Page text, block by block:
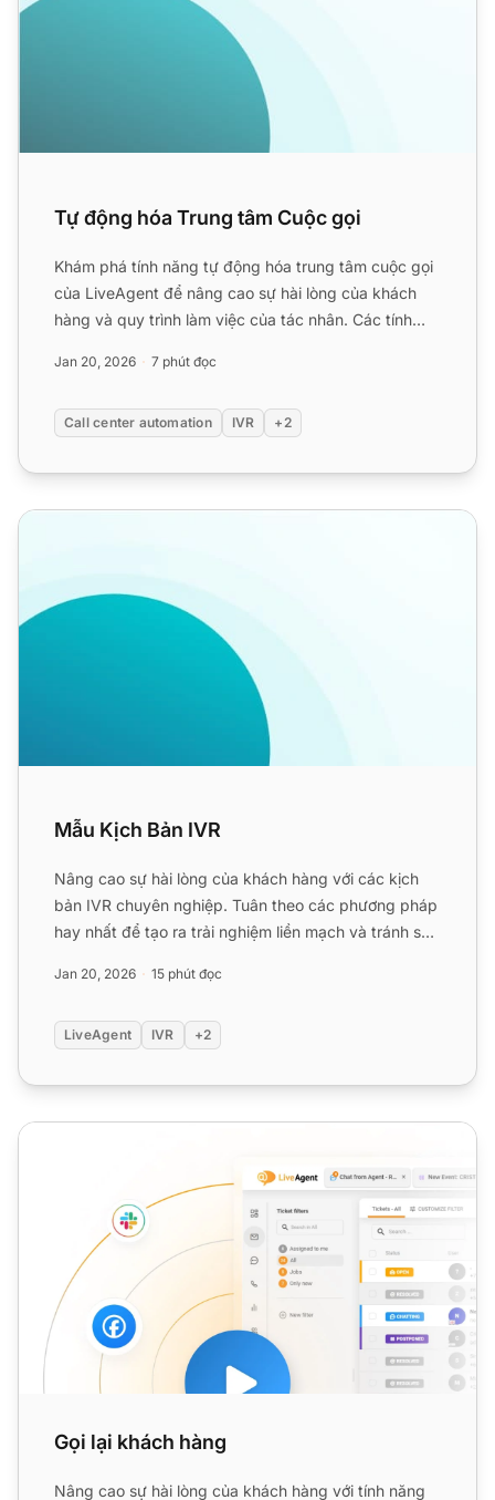
Tự động hóa Trung tâm Cuộc gọi
Khám phá tính năng tự động hóa trung tâm cuộc gọi
của LiveAgent để nâng cao sự hài lòng của khách
hàng và quy trình làm việc của tác nhân. Các tính
Jan 20, 2026 7 phút đọc
Call center automation IVR +2
Mẫu Kịch Bản IVR
Mẫu Kịch Bản IVR
Nâng cao sự hài lòng của khách hàng với các kịch
bản IVR chuyên nghiệp. Tuân theo các phương pháp
hay nhất để tạo ra trải nghiệm liền mạch và tránh sự
Jan 20, 2026 15 phút đọc
LiveAgent IVR +2
Gọi lại khách hàng
Gọi lại khách hàng
Nâng cao sự hài lòng của khách hàng với tính năng